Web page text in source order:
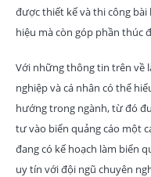
được thiết kế và thi công
hiệu mà còn góp phần thúc
Với những thông tin trên về
nghiệp và cá nhân có thể
hướng trong ngành, từ đó
tư vào biển quảng cáo một
đang có kế hoạch làm biển
uy tín với đội ngũ chuyên